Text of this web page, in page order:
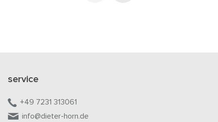
service
+49 7231 313061
info@dieter-horn.de